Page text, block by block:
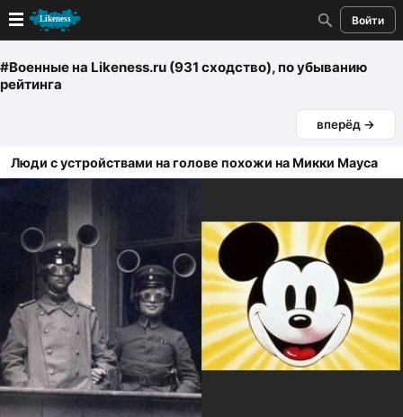
Войти
Новые
Голосование
Кандидаты
Случайное сходство 👍
Создать сходство
Для публикации необходима авторизация
Поиск
#Военныена Likeness.ru (931 сходство), по убыванию
рейтинга
вперёд →
Люди c устройствами на голове похожи на Микки Мауса